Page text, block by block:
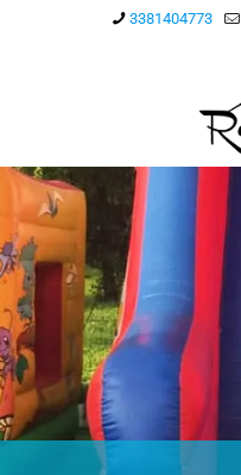
3381404773